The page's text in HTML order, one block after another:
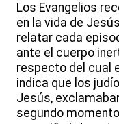
Los Evangelios
en la vida de
relatar cada
ante el cuerpo
respecto del cual
indica que los
Jesús,
segundo